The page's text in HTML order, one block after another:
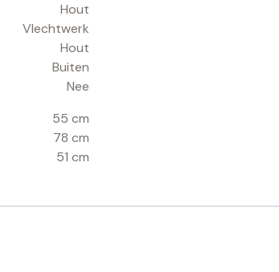
Hout
Vlechtwerk
Hout
Buiten
Nee
55 cm
78 cm
51 cm